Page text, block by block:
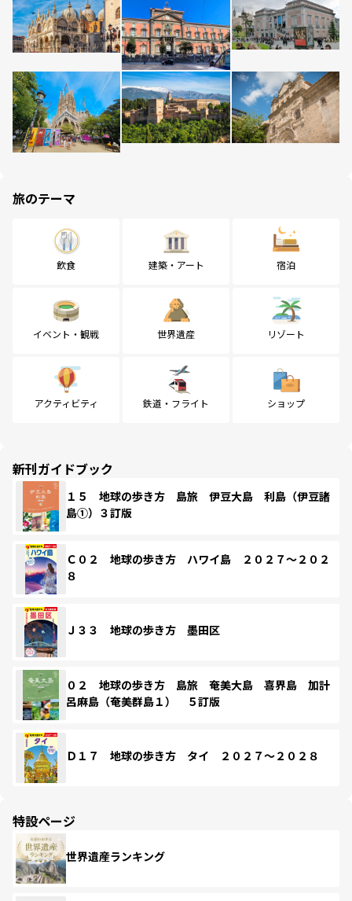
旅のテーマ
飲食 建築・アート 宿泊
イベント・観戦 世界遺産 リゾート
アクティビティ 鉄道・フライト ショップ
新刊ガイドブック
１５ 地球の歩き方 島旅 伊豆大島 利島（伊豆諸
島①）３訂版
Ｃ０２ 地球の歩き方 ハワイ島 ２０２７～２０２
８
Ｊ３３ 地球の歩き方 墨田区
０２ 地球の歩き方 島旅 奄美大島 喜界島 加計
呂麻島（奄美群島１） ５訂版
Ｄ１７ 地球の歩き方 タイ ２０２７～２０２８
特設ページ
世界遺産ランキング